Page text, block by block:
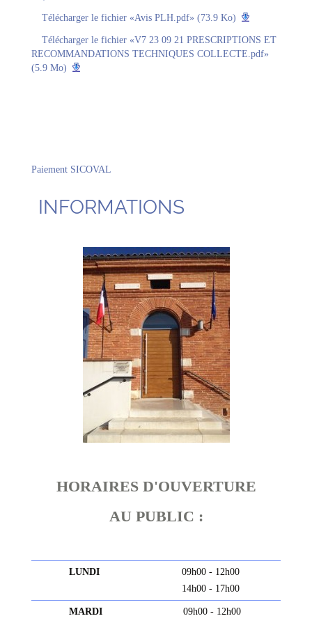
Télécharger le fichier «Avis PLH.pdf» (73.9 Ko)
Télécharger le fichier «V7 23 09 21 PRESCRIPTIONS ET
RECOMMANDATIONS TECHNIQUES COLLECTE.pdf»
(5.9 Mo)
Paiement SICOVAL
INFORMATIONS
HORAIRES D'OUVERTURE
AU PUBLIC :
LUNDI
09h00 - 12h00
14h00 - 17h00
MARDI 09h00 - 12h00